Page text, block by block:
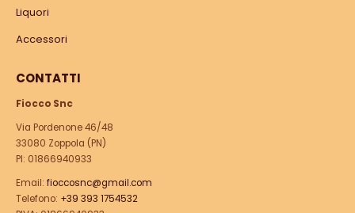
Liquori
Accessori
CONTATTI
Fiocco Snc
Via Pordenone 46/48
33080 Zoppola (PN)
PI: 01866940933
Email: fioccosnc@gmail.com
Telefono: +39 393 1754532